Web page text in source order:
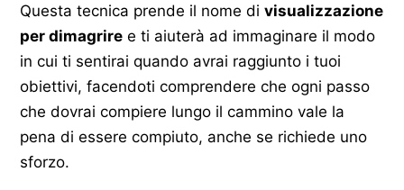
Questa tecnica prende il nome di visualizzazione
per dimagrire e ti aiuterà ad immaginare il modo
in cui ti sentirai quando avrai raggiunto i tuoi
obiettivi, facendoti comprendere che ogni passo
che dovrai compiere lungo il cammino vale la
pena di essere compiuto, anche se richiede uno
sforzo.